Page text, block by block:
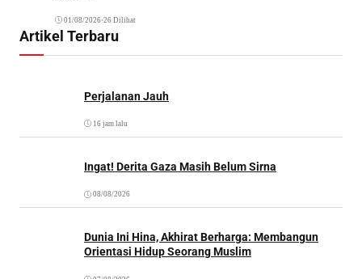
01/08/2026•26 Dilihat
Artikel Terbaru
Perjalanan Jauh
16 jam lalu
Ingat! Derita Gaza Masih Belum Sirna
08/08/2026
Dunia Ini Hina, Akhirat Berharga: Membangun
Orientasi Hidup Seorang Muslim